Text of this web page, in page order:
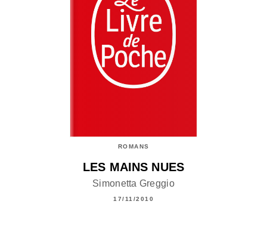
ROMANS
LES MAINS NUES
Simonetta Greggio
17/11/2010